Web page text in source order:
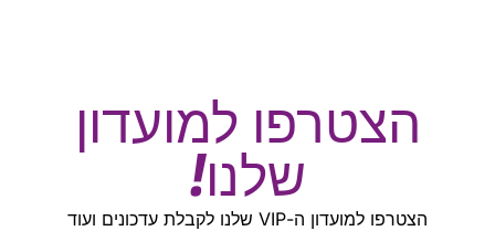
הצטרפו למועדון
שלנו!
הצטרפו למועדון ה-VIP שלנו לקבלת עדכונים ועוד